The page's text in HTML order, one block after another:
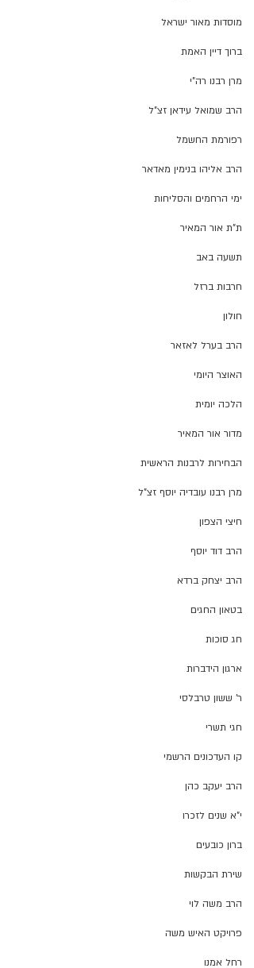
מוסדות מאור ישראל
ברוך דיין האמת
מרן רבנו רה"י
הרב שמואל עידאן זצ"ל
רפורמת החשמל
הרב אליהו בנימין מאדאר
ימי הרחמים והסליחות
ת"ת אור המאיר
תשעה באב
חרבות ברזל
חולון
הרב בערל לאזאר
האוצר היומי
הלכה יומית
מדור אור המאיר
הבחירות לרבנות הראשית
מרן רבנו עובדיה יוסף זצ"ל
חיצי הצפון
הרב דוד יוסף
הרב יצחק ברדא
בטאון החגים
חג סוכות
ארגון הידברות
ר' ששון טרבלסי
חגי תשרי
קו העדכונים הרשמי
הרב יעקב כהן
י"א שנים לזכרו
ברון כובעים
שירת הבקשות
הרב משה לוי
פרויקט האיש משה
רחל אמנו